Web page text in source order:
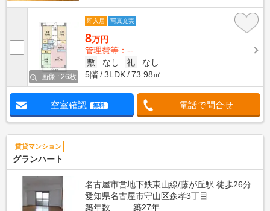
画像 : 26枚
即入居 写真充実
8万円
管理費等：--
敷
なし 礼
なし
5階
3LDK 73.98㎡
空室確認 無料 電話で問合せ
賃貸マンション
グランハート
名古屋市営地下鉄東山線/藤が丘駅 徒歩26分
愛知県名古屋市守山区森孝3丁目
築年数
築27年